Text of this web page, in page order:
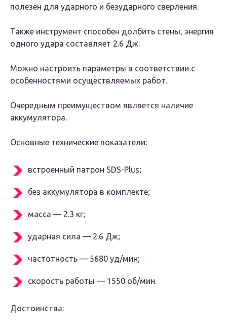
полезен для ударного и безударного сверления.
Также инструмент способен долбить стены, энергия
одного удара составляет 2.6 Дж.
Можно настроить параметры в соответствии с
особенностями осуществляемых работ.
Очередным преимуществом является наличие
аккумулятора.
Основные технические показатели:
встроенный патрон SDS-Plus;
без аккумулятора в комплекте;
масса — 2.3 кг;
ударная сила — 2.6 Дж;
частотность — 5680 уд/мин;
скорость работы — 1550 об/мин.
Достоинства: